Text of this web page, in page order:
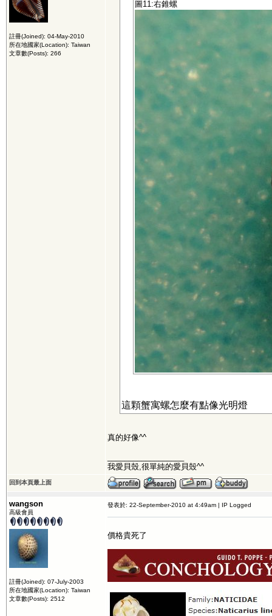
註冊(Joined): 04-May-2010
所在地國家(Location): Taiwan
文章數(Posts): 266
圖11:右錐螺
這顆蟹寓螺怎麼有點像光明燈
真的好像^^
我愛貝殼,很單純的愛貝殼^^
回到本頁最上面
wangson
高級會員
註冊(Joined): 07-July-2003
所在地國家(Location): Taiwan
文章數(Posts): 2512
發表於: 22-September-2010 at 4:49am | IP Logged
價格貴死了